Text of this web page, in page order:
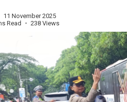
11 November 2025
Read
238 Views